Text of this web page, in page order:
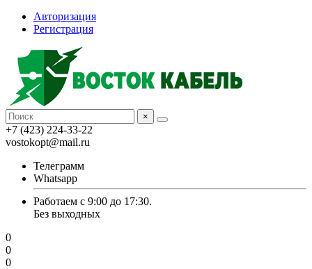
Авторизация
Регистрация
×
+7 (423) 224-33-22
vostokopt@mail.ru
Телеграмм
Whatsapp
Работаем с 9:00 до 17:30.
Без выходных
0
0
0